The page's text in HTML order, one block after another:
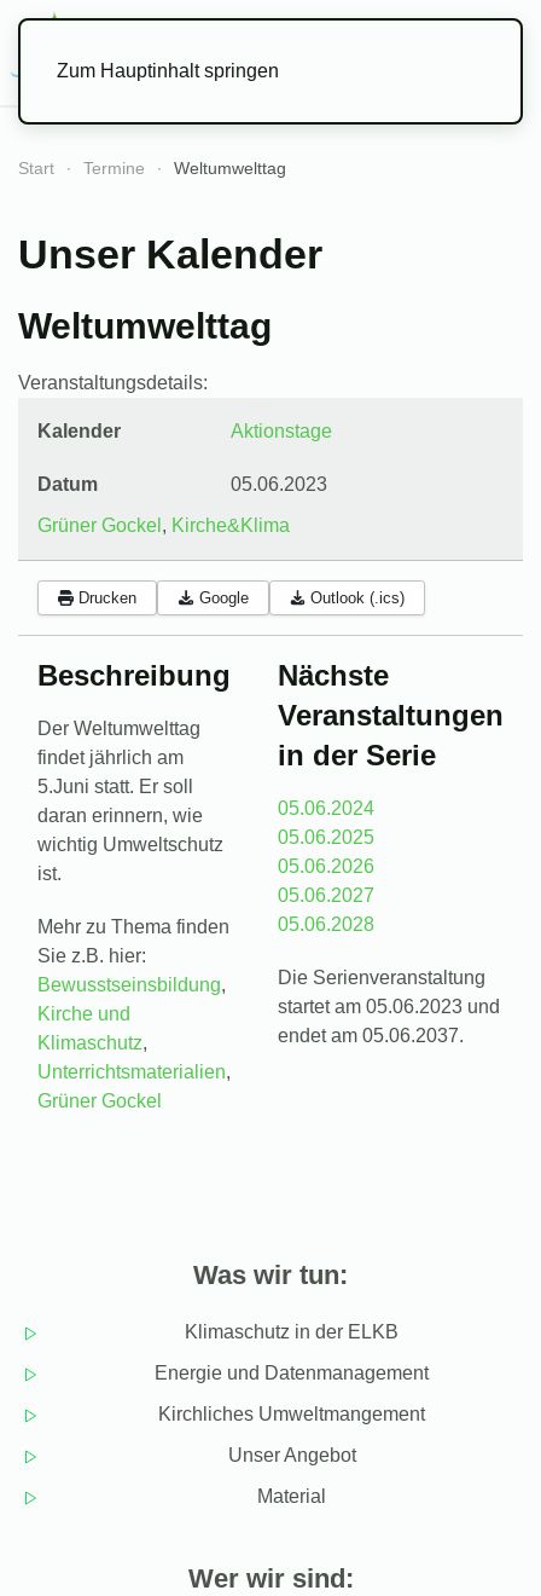
Zum Hauptinhalt springen
Start Termine Weltumwelttag
Unser Kalender
Weltumwelttag
Veranstaltungsdetails:
Kalender Aktionstage
Datum
05.06.2023
Grüner Gockel , Kirche&Klima
Drucken Google Outlook (.ics)
Beschreibung
Der Weltumwelttag
findet jährlich am
5.Juni statt. Er soll
daran erinnern, wie
wichtig Umweltschutz
ist.
Mehr zu Thema finden
Sie z.B. hier:
Bewusstseinsbildung,
Kirche und
Klimaschutz,
Unterrichtsmaterialien,
Grüner Gockel
Nächste
Veranstaltungen
in der Serie
05.06.2024
05.06.2025
05.06.2026
05.06.2027
05.06.2028
Die Serienveranstaltung
startet am 05.06.2023 und
endet am 05.06.2037.
Was wir tun:
Klimaschutz in der ELKB
Energie und Datenmanagement
Kirchliches Umweltmangement
Unser Angebot
Material
Wer wir sind: